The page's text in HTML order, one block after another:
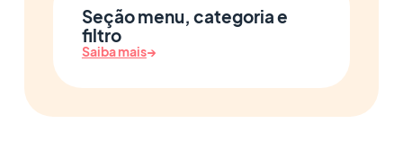
Seção menu, categoria e
filtro
Saiba mais→